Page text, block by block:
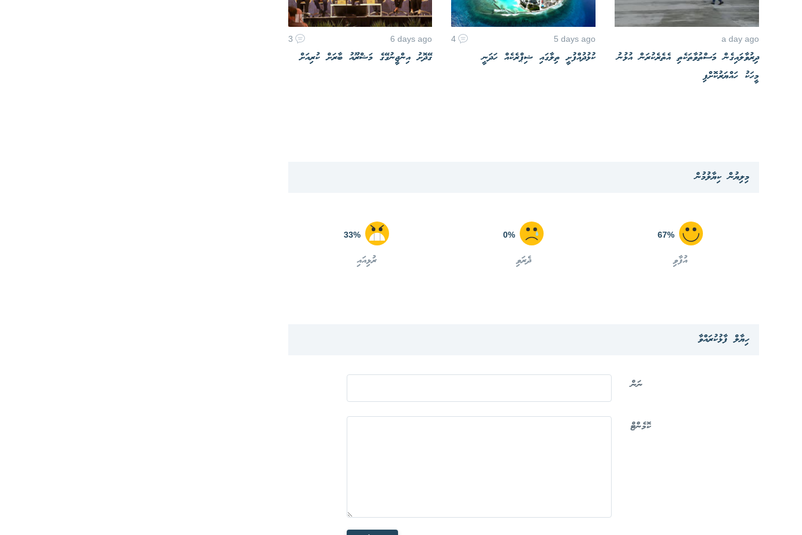
a day ago
ދިރުވާލައިގެން މަސްތުވާތަކެތި އެތެރެކުރަން އުޅުނު
މީހަކު ހައްޔަރުކޮށްފި
5 days ago
4
ކުޅުދުއްފުށީ ތިލާގައި ޝިޕްރެކެއް ހަދަނީ
6 days ago
3
ގޭދޮށު އިންޖީނުގޭގެ މަޝްރޫއު ބާރަށް ކުރިއަށް
މިލިޔުން ކިޔާލުމުން
67%
އުފާވި
0%
ދެރަވި
33%
ރުޅިއައި
ހިޔާލް ފާޅުކުރައްވާ
ނަން
ކޮމެންޓް